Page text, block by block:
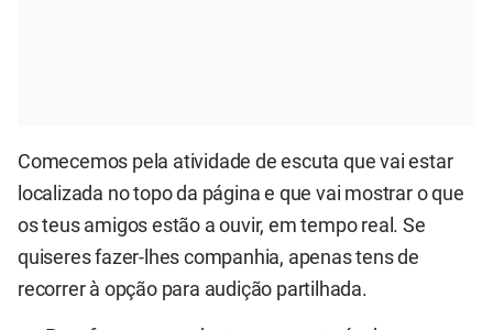
Comecemos pela atividade de escuta que vai estar
localizada no topo da página e que vai mostrar o que
os teus amigos estão a ouvir, em tempo real. Se
quiseres fazer-lhes companhia, apenas tens de
recorrer à opção para audição partilhada.